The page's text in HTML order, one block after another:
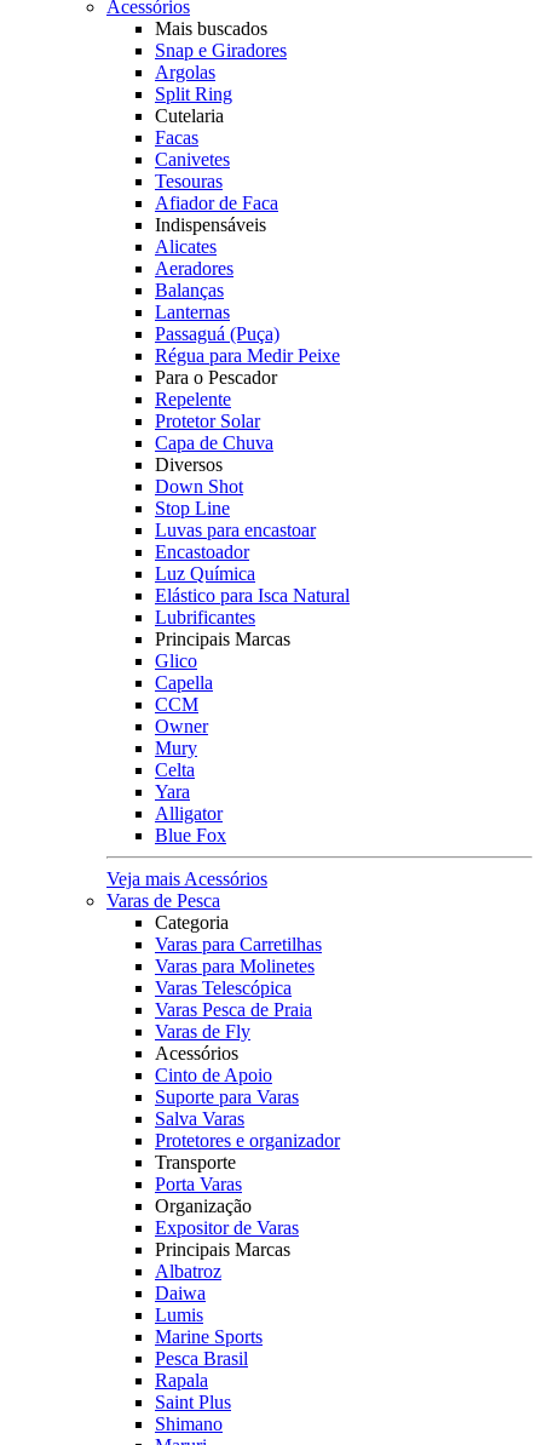
Acessórios
Mais buscados
Snap e Giradores
Argolas
Split Ring
Cutelaria
Facas
Canivetes
Tesouras
Afiador de Faca
Indispensáveis
Alicates
Aeradores
Balanças
Lanternas
Passaguá (Puça)
Régua para Medir Peixe
Para o Pescador
Repelente
Protetor Solar
Capa de Chuva
Diversos
Down Shot
Stop Line
Luvas para encastoar
Encastoador
Luz Química
Elástico para Isca Natural
Lubrificantes
Principais Marcas
Glico
Capella
CCM
Owner
Mury
Celta
Yara
Alligator
Blue Fox
Veja mais Acessórios
Varas de Pesca
Categoria
Varas para Carretilhas
Varas para Molinetes
Varas Telescópica
Varas Pesca de Praia
Varas de Fly
Acessórios
Cinto de Apoio
Suporte para Varas
Salva Varas
Protetores e organizador
Transporte
Porta Varas
Organização
Expositor de Varas
Principais Marcas
Albatroz
Daiwa
Lumis
Marine Sports
Pesca Brasil
Rapala
Saint Plus
Shimano